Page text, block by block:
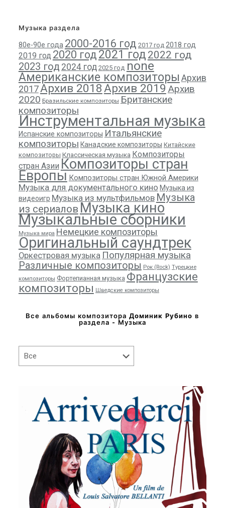
Музыка раздела
80е-90е года 2000-2016 год 2017 год 2018 год
2019 год 2020 год 2021 год 2022 год
2023 год 2024 год 2025 год none
Американские композиторы Архив
2017Архив 2018Архив 2019 Архив
2020 Бразильские композиторы Британские
композиторы
Инструментальная музыка
Испанские композиторы Итальянские
композиторы Канадские композиторы Китайские
композиторы Классическая музыка Композиторы
стран Азии Композиторы стран
Европы Композиторы стран Южной Америки
Музыка для документального кино Музыка из
видеоигр Музыка из мультфильмов Музыка
из сериалов Музыка кино
Музыкальные сборники
Музыка мира Немецкие композиторы
Оригинальный саундтрек
Оркестровая музыка Популярная музыка
Различные композиторы Рок (Rock) Турецкие
композиторы Фортепианная музыка Французские
композиторы Шведские композиторы
Все альбомы композитораДоминик Рубино в
раздела - Музыка